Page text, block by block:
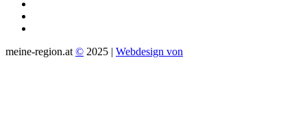
meine-region.at © 2025 | Webdesign von